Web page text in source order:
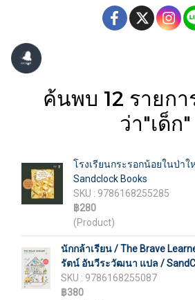
ค้นพบ 12 รายกา
ว่า"เด็ก"
โรงเรียนกระรอกน้อยในป่า
Sandclock Books
SKU : 9786168255285
฿280
(Product)
นักกล้าเรียน / The Brave
รัตน์ อันวีระวัฒนา แปล /
SKU : 9786168255087
฿380